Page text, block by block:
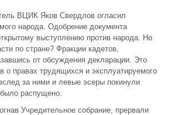
ВЦИК Яков Свердлов огласил
народа. Одобрение документа
выступлению против народа. Но
по стране? Фракции кадетов,
от обсуждения декларации. Это
о правах трудящихся и эксплуатируемого
за ними и левые эсеры покинули
распущено.
Учредительное собрание, прервали